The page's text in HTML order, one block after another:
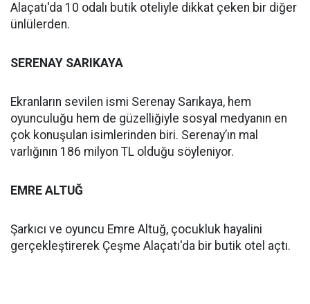
Alaçatı'da 10 odalı butik oteliyle dikkat çeken bir diğer
ünlülerden.
SERENAY SARIKAYA
Ekranların sevilen ismi Serenay Sarıkaya, hem
oyunculuğu hem de güzelliğiyle sosyal medyanın en
çok konuşulan isimlerinden biri. Serenay’ın mal
varlığının 186 milyon TL olduğu söyleniyor.
EMRE ALTUĞ
Şarkıcı ve oyuncu Emre Altuğ, çocukluk hayalini
gerçekleştirerek Çeşme Alaçatı'da bir butik otel açtı.